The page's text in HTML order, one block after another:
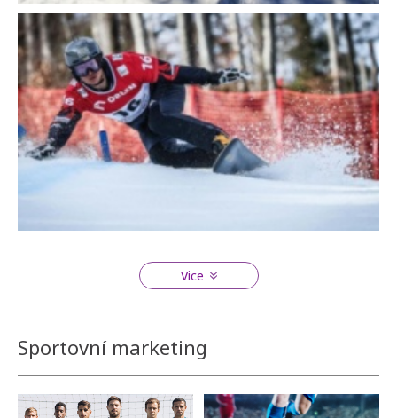
Zavřít
Vice
Sportovní marketing